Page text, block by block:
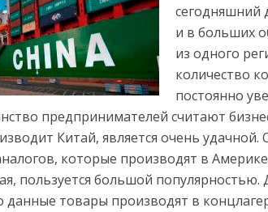
сегодняшний
и в больших
из одного
количество
постоянно
предпринимателей считают
Китай, является очень удачной.
которые производят в
пользуется большой популярностью.
данные товары производят в